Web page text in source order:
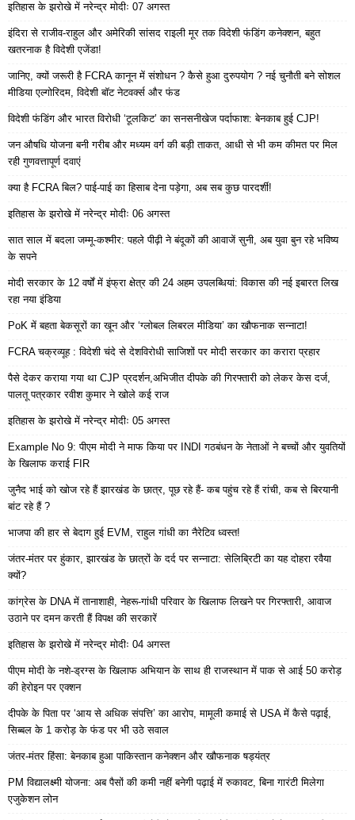
इतिहास के झरोखे में नरेन्द्र मोदीः 07 अगस्त
इंदिरा से राजीव-राहुल और अमेरिकी सांसद राइली मूर तक विदेशी फंडिंग कनेक्शन, बहुत
खतरनाक है विदेशी एजेंडा!
जानिए, क्यों जरूरी है FCRA कानून में संशोधन ? कैसे हुआ दुरुपयोग ? नई चुनौती बने सोशल
मीडिया एल्गोरिदम, विदेशी बॉट नेटवर्क्स और फंड
विदेशी फंडिंग और भारत विरोधी ‘टूलकिट’ का सनसनीखेज पर्दाफाश: बेनकाब हुई CJP!
जन औषधि योजना बनी गरीब और मध्यम वर्ग की बड़ी ताकत, आधी से भी कम कीमत पर मिल
रही गुणवत्तापूर्ण दवाएं
क्या है FCRA बिल? पाई-पाई का हिसाब देना पड़ेगा, अब सब कुछ पारदर्शी!
इतिहास के झरोखे में नरेन्द्र मोदीः 06 अगस्त
सात साल में बदला जम्मू-कश्मीर: पहले पीढ़ी ने बंदूकों की आवाजें सुनी, अब युवा बुन रहे भविष्य
के सपने
मोदी सरकार के 12 वर्षों में इंफ्रा क्षेत्र की 24 अहम उपलब्धियां: विकास की नई इबारत लिख
रहा नया इंडिया
PoK में बहता बेकसूरों का खून और ‘ग्लोबल लिबरल मीडिया’ का खौफनाक सन्नाटा!
FCRA चक्रव्यूह : विदेशी चंदे से देशविरोधी साजिशों पर मोदी सरकार का करारा प्रहार
पैसे देकर कराया गया था CJP प्रदर्शन,अभिजीत दीपके की गिरफ्तारी को लेकर केस दर्ज,
पालतू पत्रकार रवीश कुमार ने खोले कई राज
इतिहास के झरोखे में नरेन्द्र मोदीः 05 अगस्त
Example No 9: पीएम मोदी ने माफ किया पर INDI गठबंधन के नेताओं ने बच्चों और युवतियों
के खिलाफ कराई FIR
जुनैद भाई को खोज रहे हैं झारखंड के छात्र, पूछ रहे हैं- कब पहुंच रहे हैं रांची, कब से बिरयानी
बांट रहे हैं ?
भाजपा की हार से बेदाग हुई EVM, राहुल गांधी का नैरेटिव ध्वस्त!
जंतर-मंतर पर हुंकार, झारखंड के छात्रों के दर्द पर सन्नाटा: सेलिब्रिटी का यह दोहरा रवैया
क्यों?
कांग्रेस के DNA में तानाशाही, नेहरू-गांधी परिवार के खिलाफ लिखने पर गिरफ्तारी, आवाज
उठाने पर दमन करती हैं विपक्ष की सरकारें
इतिहास के झरोखे में नरेन्द्र मोदीः 04 अगस्त
पीएम मोदी के नशे-ड्रग्स के खिलाफ अभियान के साथ ही राजस्थान में पाक से आई 50 करोड़
की हेरोइन पर एक्शन
दीपके के पिता पर ‘आय से अधिक संपत्ति’ का आरोप, मामूली कमाई से USA में कैसे पढ़ाई,
सिब्बल के 1 करोड़ के फंड पर भी उठे सवाल
जंतर-मंतर हिंसा: बेनकाब हुआ पाकिस्तान कनेक्शन और खौफनाक षड्यंत्र
PM विद्यालक्ष्मी योजना: अब पैसों की कमी नहीं बनेगी पढ़ाई में रुकावट, बिना गारंटी मिलेगा
एजुकेशन लोन